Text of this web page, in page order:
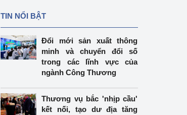
TIN NỔI BẬT
Đổi mới sản xuất thông
minh và chuyển đổi số
trong các lĩnh vực của
ngành Công Thương
Thương vụ bắc 'nhịp cầu'
kết nối, tạo dư địa tăng